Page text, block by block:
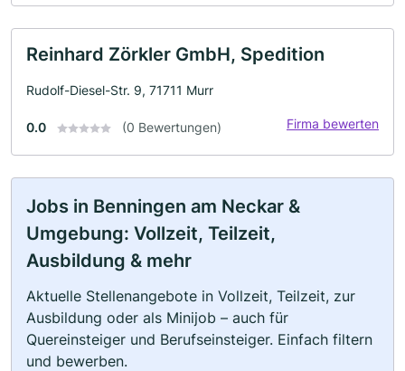
Reinhard Zörkler GmbH, Spedition
Rudolf-Diesel-Str. 9, 71711 Murr
0.0 (0 Bewertungen) Firma bewerten
Jobs in Benningen am Neckar &
Umgebung: Vollzeit, Teilzeit,
Ausbildung & mehr
Aktuelle Stellenangebote in Vollzeit, Teilzeit, zur
Ausbildung oder als Minijob – auch für
Quereinsteiger und Berufseinsteiger. Einfach filtern
und bewerben.